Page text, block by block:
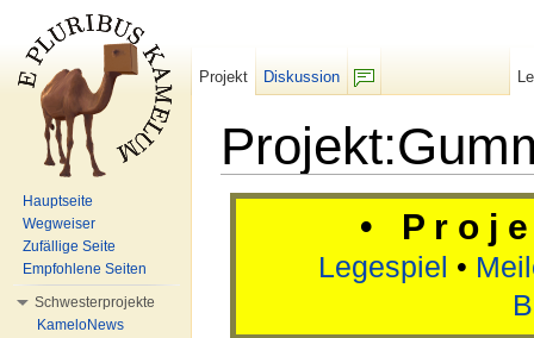
• P r o j
Legespiel •
Projekt
Diskussion
Hauptseite
Wegweiser
Zufällige Seite
Empfohlene Seiten
Schwesterprojekte
KameloNews